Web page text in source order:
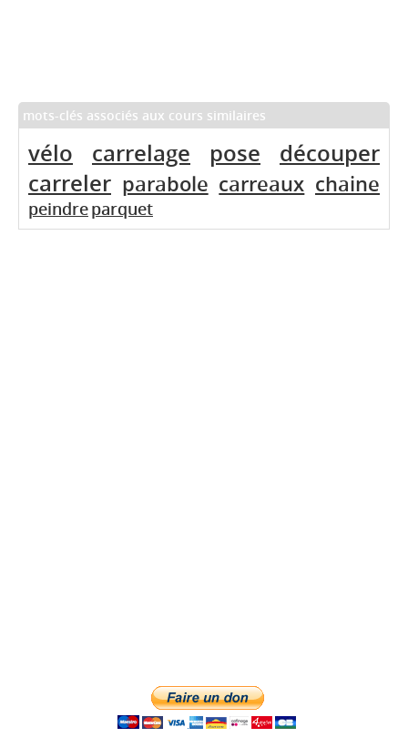
mots-clés associés aux cours similaires
vélo carrelage pose
découper
carreler parabole carreaux chaine
peindreparquet